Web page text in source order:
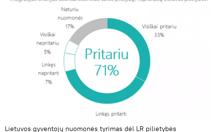
Lietuvos gyventojų nuomonės tyrimas dėl LR pilietybės